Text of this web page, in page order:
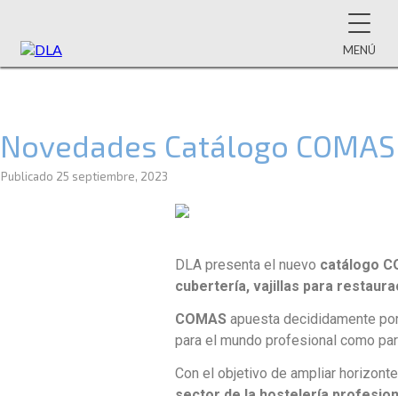
Novedades Catálogo
Publicado 25 septiembre, 2023
DLA presenta el nuevo catálogo
cubertería, vajillas para
COMASapuesta decididamente
para el mundo profesional como
Con el objetivo de ampliar
MENÚ